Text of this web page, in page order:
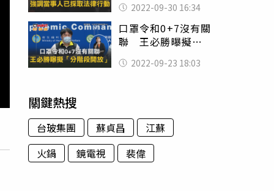
律行動
2022-09-30 16:34
口罩令和0+7沒有關
聯 王必勝曝擬
2022-09-23 18:03
關鍵熱搜
台玻集團 蘇貞昌
江蘇
火鍋
鏡電視 裴偉